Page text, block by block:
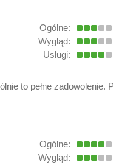
Ogólne:
Wygląd:
Usługi:
to pełne
Ogólne:
Wygląd: